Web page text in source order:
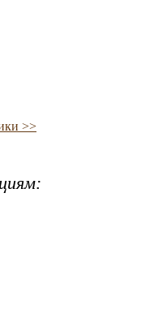
>>